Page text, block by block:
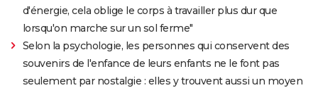
d'énergie, cela oblige le corps à travailler plus dur que
lorsqu'on marche sur un sol ferme"
Selon la psychologie, les personnes qui conservent des
souvenirs de l'enfance de leurs enfants ne le font pas
seulement par nostalgie : elles y trouvent aussi un moyen